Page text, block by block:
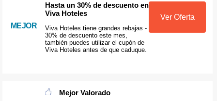
MEJOR
Hasta un 30% de descuento en
Viva Hoteles
Viva Hoteles tiene grandes rebajas -
30% de descuento este mes,
también puedes utilizar el cupón de
Viva Hoteles antes de que caduque.
Ver Oferta
Mejor Valorado